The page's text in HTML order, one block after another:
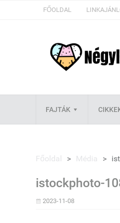
FŐOLDAL
FAJTÁK
Főoldal > Média >
istockphoto-
2023-11-08